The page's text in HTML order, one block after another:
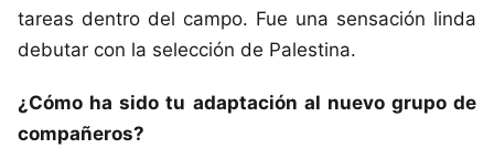
tareas dentro del campo. Fue una sensación linda
debutar con la selección de Palestina.
¿Cómo ha sido tu adaptación al nuevo grupo de
compañeros?